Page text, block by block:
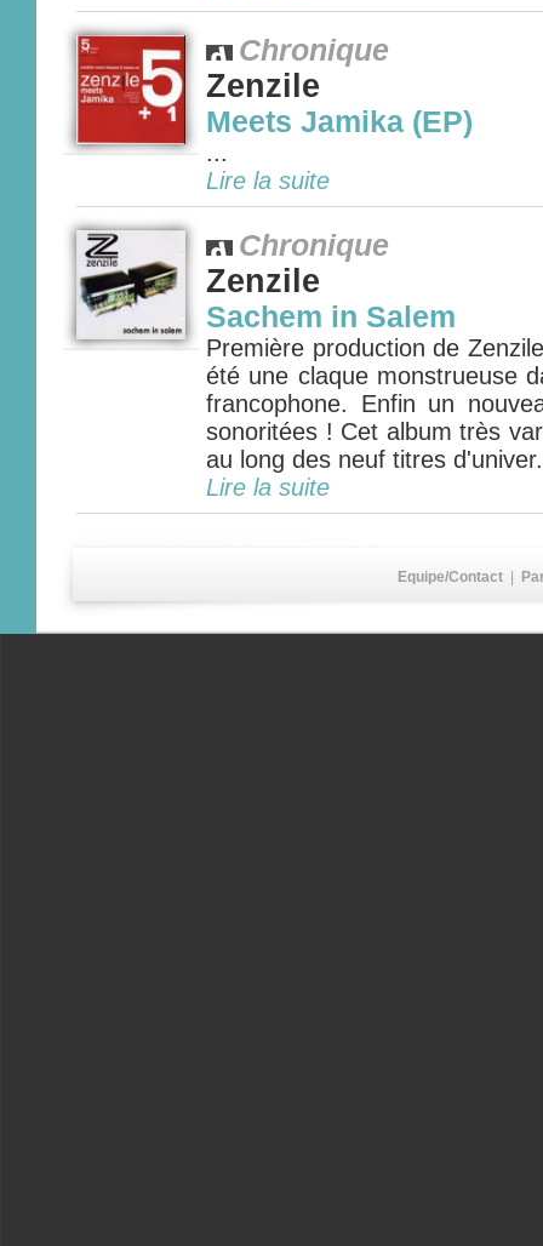
Chronique
Zenzile
Meets Jamika (EP)
...
Lire la suite
Chronique
Zenzile
Sachem in Salem
Première production de
été une claque monstrueuse
francophone. Enfin un
sonoritées ! Cet album très
au long des neuf titres
Lire la suite
Equipe/Contact